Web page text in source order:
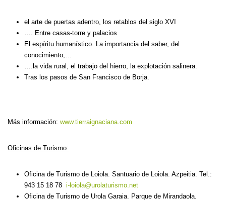
el arte de puertas adentro, los retablos del siglo XVI
…. Entre casas-torre y palacios
El espíritu humanístico. La importancia del saber, del
conocimiento,…
….la vida rural, el trabajo del hierro, la explotación salinera.
Tras los pasos de San Francisco de Borja.
Más información: www.tierraignaciana.com
Oficinas de Turismo:
Oficina de Turismo de Loiola. Santuario de Loiola. Azpeitia. Tel.:
943 15 18 78 i-loiola@urolaturismo.net
Oficina de Turismo de Urola Garaia. Parque de Mirandaola.